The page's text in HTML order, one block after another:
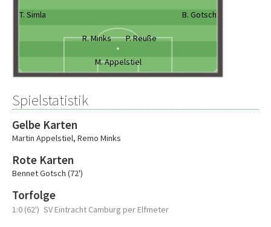
T. Simla B. Gotsch
R. Minks P. Reuße
M. Appelstiel
Spielstatistik
Gelbe Karten
Martin Appelstiel, Remo Minks
Rote Karten
Bennet Gotsch (72')
Torfolge
1:0 (62') SV Eintracht Camburg per Elfmeter